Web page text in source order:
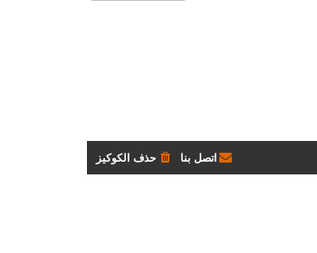
حذف الكوكيز اتصل بنا